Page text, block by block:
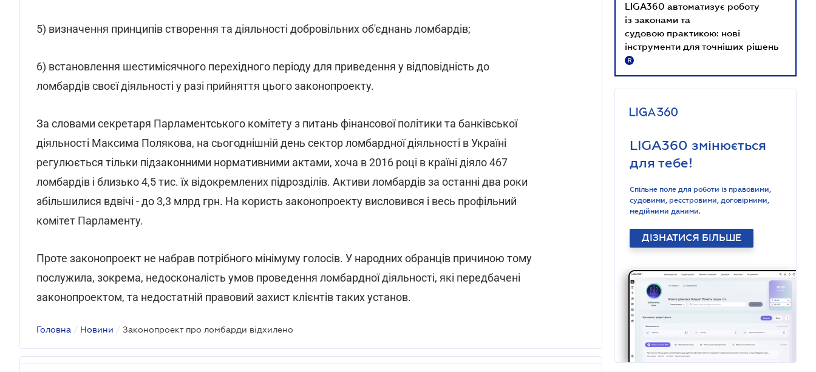
5) визначення принципів створення та діяльності добровільних об'єднань ломбардів;
6) встановлення шестимісячного перехідного періоду для приведення у відповідність до
ломбардів своєї діяльності у разі прийняття цього законопроекту.
За словами секретаря Парламентського комітету з питань фінансової політики та банківської
діяльності Максима Полякова, на сьогоднішній день сектор ломбардної діяльності в Україні
регулюється тільки підзаконними нормативними актами, хоча в 2016 році в країні діяло 467
ломбардів і близько 4,5 тис. їх відокремлених підрозділів. Активи ломбардів за останні два роки
збільшилися вдвічі - до 3,3 млрд грн. На користь законопроекту висловився і весь профільний
комітет Парламенту.
Проте законопроект не набрав потрібного мінімуму голосів. У народних обранців причиною тому
послужила, зокрема, недосконалість умов проведення ломбардної діяльності, які передбачені
законопроектом, та недостатній правовий захист клієнтів таких установ.
Головна / Новини / Законопроект про ломбарди відхилено
LIGA360 автоматизує роботу
із законами та
судовою практикою: нові
інструменти для точніших рішень
R
LIGA360 змінюється
для тебе!
Спільне поле для роботи із правовими,
судовими, реєстровими, договірними,
медійними даними.
ДІЗНАТИСЯ БІЛЬШЕ